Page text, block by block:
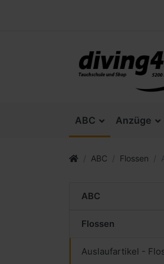
ABC Anzüge
ABC Flossen
ABC
Flossen
Auslaufartikel -